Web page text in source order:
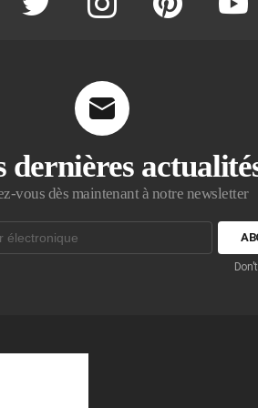
dernières
vous dès maintenant à notre newsletter